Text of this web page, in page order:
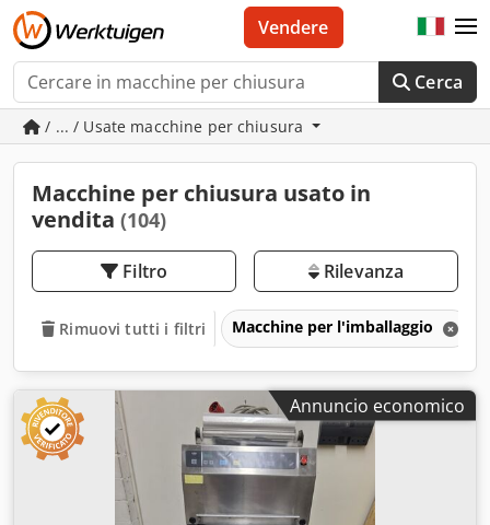
Cerca
Vendere
/ ... / Usate macchine per chiusura
Macchine per chiusura usato in
vendita (104)
Filtro Rilevanza
Rimuovi tutti i filtri Macchine per l'imballaggio
Annuncio economico